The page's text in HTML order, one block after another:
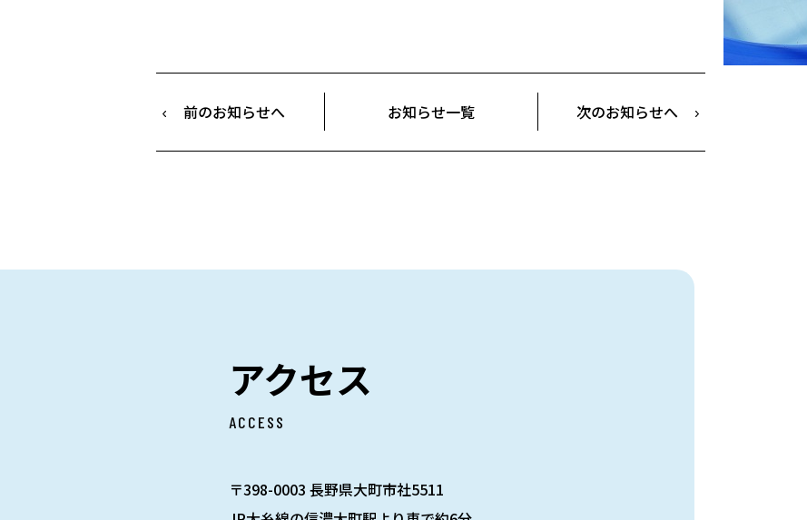
前のお知らせへ お知らせ一覧 次のお知らせへ
アクセス
ACCESS
〒398-0003 長野県大町市社5511